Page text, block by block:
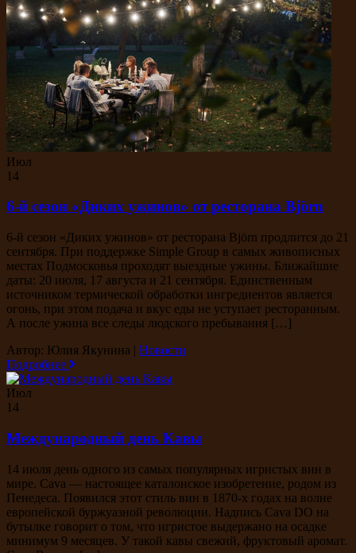
Июл
14
6-й сезон «Диких ужинов» от ресторана Björn
6-й сезон «Диких ужинов» от ресторана Björn продлится до 21
сентября. При поддержке Simple Group в самых живописных
местах Подмосковья проходят выездные ужины. Ближайшие
даты: 20 июля, 17 августа и 21 сентября. Единственным
источником термической обработки ингредиентов является
огонь, при этом подача и вкус еды не уступает ресторанным.
А после ужина все следы людского пребывания […]
Автор: Юлия Якунина | Новости
Подробнее
Июл
14
Международный день Кавы
14 июля день одного из самых популярных игристых вин в
мире. Cava — настоящее каталонское изобретение, родом из
Пенедеса. Появился этот стиль вин в 1870-х годах на волне
европейской буржуазной революции. Надпись Cava DO на
бутылке говорит о том, что игристое выдержано на осадке
минимум 9 месяцев. У такой кавы свежий, фруктовый аромат.